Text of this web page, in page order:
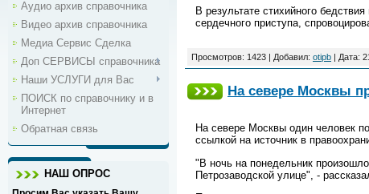
Аудио архив справочника
Видео архив справочника
Медиа Сервис Сделка
Доп СЕРВИСЫ справочника
Наши УСЛУГИ для Вас
ПОИСК по справочнику и в
Интернет
Обратная связь
НАШ ОПРОС
В результате стихийного
сердечного приступа,
Просмотров: 1423 | Добавил: otipb | Дата:
На севере Москвы
На севере Москвы один человек
ссылкой на источник в
"В ночь на понедельник
Петрозаводской улице", -